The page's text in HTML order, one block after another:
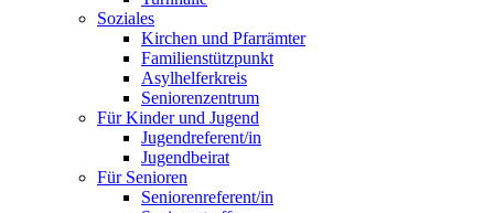
Soziales
Kirchen und Pfarrämter
Familienstützpunkt
Asylhelferkreis
Seniorenzentrum
Für Kinder und Jugend
Jugendreferent/in
Jugendbeirat
Für Senioren
Seniorenreferent/in